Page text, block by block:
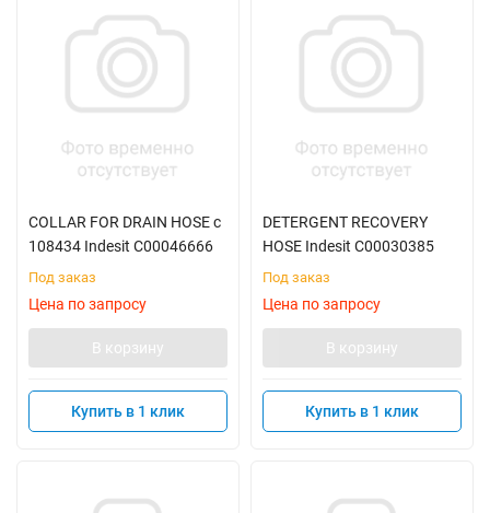
COLLAR FOR DRAIN HOSE с
108434 Indesit C00046666
Под заказ
Цена по запросу
В корзину
Купить в 1 клик
DETERGENT RECOVERY
HOSE Indesit C00030385
Под заказ
Цена по запросу
В корзину
Купить в 1 клик